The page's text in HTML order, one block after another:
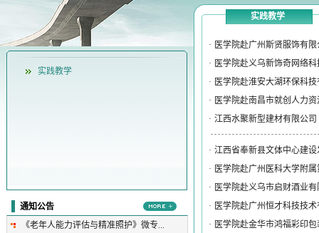
实践教学
通知公告
《老年人能力评估与精准照护》微专...
实践教学
· 医学院赴广州斯贤服饰有
· 医学院赴义乌新饰奇网络
· 医学院赴淮安大湖环保科
· 医学院赴南昌市就创人力
· 江西水聚新型建材有限公司
· 江西省奉新县文体中心建
· 医学院赴广州医科大学附
· 医学院赴义乌市启财酒业
· 医学院赴广州恒才科技技
· 医学院赴金华市鸿福彩印